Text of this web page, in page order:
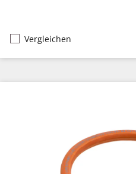
Vergleichen